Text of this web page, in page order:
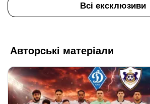
Всі ексклюзиви
Авторські матеріали